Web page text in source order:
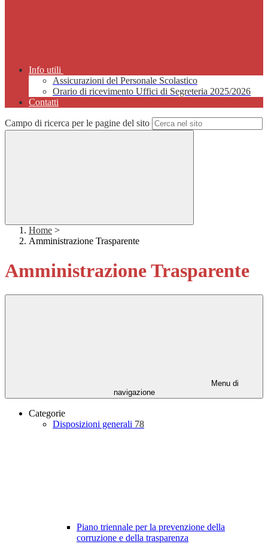
Info utili
Assicurazioni del Personale Scolastico
Orario di ricevimento Uffici di Segreteria 2025/2026
Contatti
Campo di ricerca per le pagine del sito
Home >
Amministrazione Trasparente
Amministrazione Trasparente
Menu di
navigazione
Categorie
Disposizioni generali 78
Piano triennale per la prevenzione della
corruzione e della trasparenza